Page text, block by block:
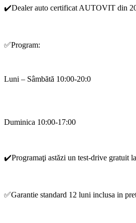
✔️Dealer auto certificat AUTOVIT din
✅Program:
Luni – Sâmbătă 10:00-20:0
Duminica 10:00-17:00
✔️Programaţi astăzi un test-drive gratuit
✅Garantie standard 12 luni inclusa in